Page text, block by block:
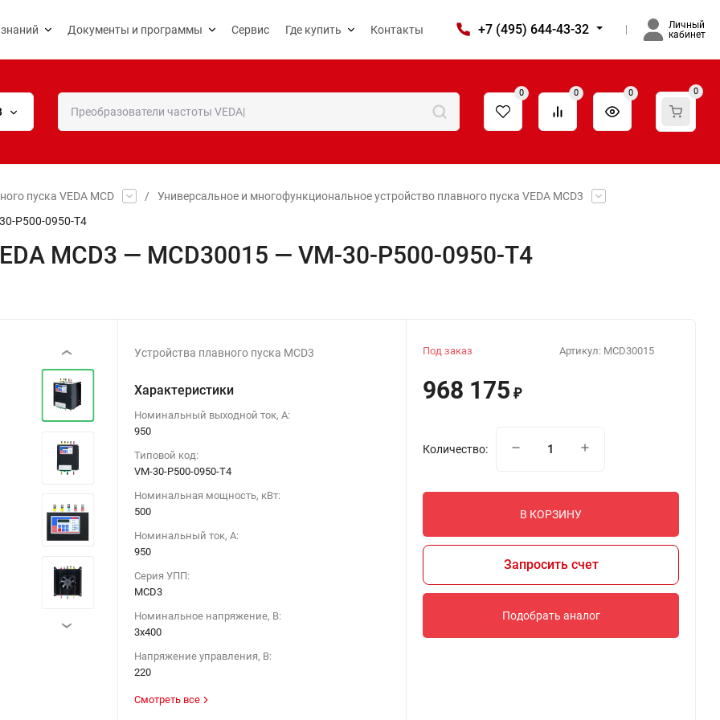
Документы и программы Сервис Где купить Контакты +7 (495) 644-43-32
Личный
кабинет
0 0 0 0
пуска VEDA MCD /
Универсальное и многофункциональное устройство плавного пуска VEDA MCD3
P500-0950-T4
MCD3 — MCD30015 — VM-30-P500-0950-T4
‹
›
Устройства плавного пуска MCD3
Характеристики
Номинальный выходной ток, А:
950
Типовой код:
VM-30-P500-0950-T4
Номинальная мощность, кВт:
500
Номинальный ток, А:
950
Серия УПП:
MCD3
Номинальное напряжение, В:
3х400
Напряжение управления, В:
220
Смотреть все
Артикул: MCD30015
Под заказ
968 175 ₽
Количество:
В КОРЗИНУ
Запросить счет
Подобрать аналог